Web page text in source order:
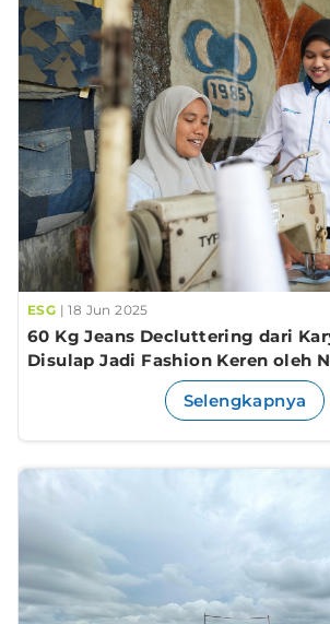
ESG | 18 Jun 2025
60 Kg Jeans Decluttering dari
Disulap Jadi Fashion Keren oleh
Selengkapnya